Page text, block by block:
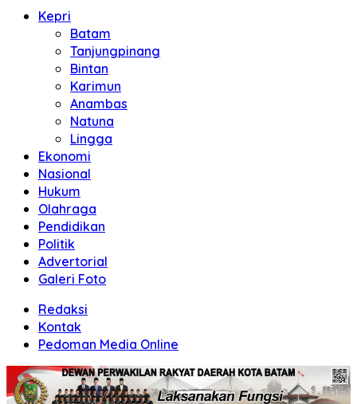
Kepri
Batam
Tanjungpinang
Bintan
Karimun
Anambas
Natuna
Lingga
Ekonomi
Nasional
Hukum
Olahraga
Pendidikan
Politik
Advertorial
Galeri Foto
Redaksi
Kontak
Pedoman Media Online